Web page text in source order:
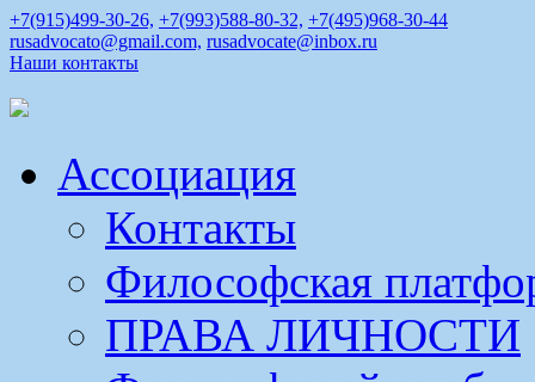
+7(915)499-30-26, +7(993)588-80-32, +7(495)968-30-44
rusadvocato@gmail.com, rusadvocate@inbox.ru
Наши контакты
Ассоциация
Контакты
Философская
ПРАВА ЛИЧНОСТИ